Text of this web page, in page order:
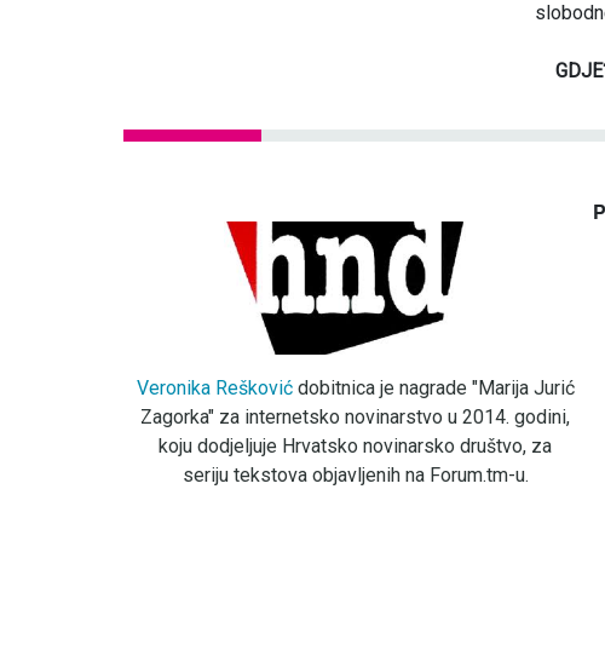
Veronika Reškovićdobitnica je nagrade "Marija Jurić
Zagorka" za internetsko novinarstvo u 2014. godini,
koju dodjeljuje Hrvatsko novinarsko društvo, za
seriju tekstova objavljenih na Forum.tm-u.